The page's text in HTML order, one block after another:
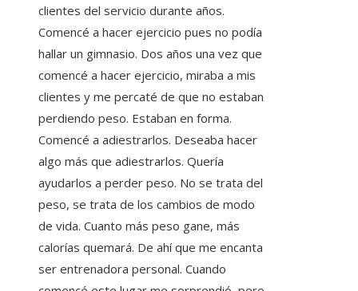
clientes del servicio durante años.
Comencé a hacer ejercicio pues no podía
hallar un gimnasio. Dos años una vez que
comencé a hacer ejercicio, miraba a mis
clientes y me percaté de que no estaban
perdiendo peso. Estaban en forma.
Comencé a adiestrarlos. Deseaba hacer
algo más que adiestrarlos. Quería
ayudarlos a perder peso. No se trata del
peso, se trata de los cambios de modo
de vida. Cuanto más peso gane, más
calorías quemará. De ahí que me encanta
ser entrenadora personal. Cuando